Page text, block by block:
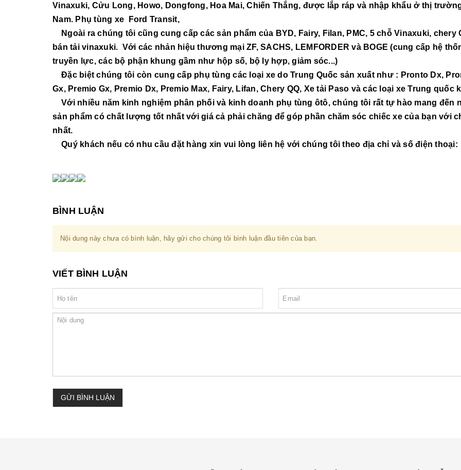
Vinaxuki, Cửu Long, Howo, Dongfong, Hoa Mai, Chiến Thắng, được lắp ráp và nhập khẩu ở thị
Nam. Phụ tùng xe Ford Transit,
Ngoài ra chúng tôi cũng cung cấp các sản phẩm của BYD, Fairy, Filan, PMC, 5 chỗ Vinaxuki, chery
bán tải vinaxuki. Với các nhản hiệu thương mại ZF, SACHS, LEMFORDER và BOGE (cung cấp hệ
truyền lực, các bộ phận khung gầm như hộp số, bộ ly hợp, giảm sóc...)
Đặc biệt chúng tôi còn cung cấp phụ tùng các loại xe do Trung Quốc sản xuất như : Pronto Dx,
Gx, Premio Gx, Premio Dx, Premio Max, Fairy, Lifan, Chery QQ, Xe tải Paso và các loại xe Trung quốc
Với nhiều năm kinh nghiệm phân phối và kinh doanh phụ tùng ôtô, chúng tôi rất tự hào mang đến
sản phẩm có chất lượng tốt nhất với giá cả phải chăng để góp phần chăm sóc chiếc xe của bạn với
nhất.
Quý khách nếu có nhu cầu đặt hàng xin vui lòng liên hệ với chúng tôi theo địa chỉ và số điện thoại:
BÌNH LUẬN
Nội dung này chưa có bình luận, hãy gửi cho chúng tôi bình luận đầu tiên của bạn.
VIẾT BÌNH LUẬN
GỬI BÌNH LUẬN